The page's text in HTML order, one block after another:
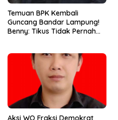
Temuan BPK Kembali
Guncang Bandar Lampung!
Benny: Tikus Tidak Pernah
Aksi WO Fraksi Demokrat